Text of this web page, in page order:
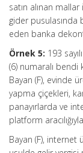
satın alınan
gider pusulasında
eden banka
Örnek 5: 193
(6) numaralı bendi
Bayan (F), evinde
yapma çiçekleri,
panayırlarda ve
platform
Bayan (F), internet